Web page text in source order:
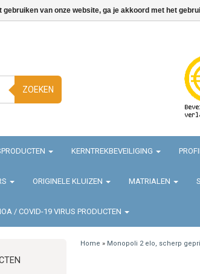
ZOEKEN
KERNTREKBEVEILIGING
ORIGINELE KLUIZEN MATRIALEN
/ COVID-19 VIRUS PRODUCTEN
Home » Monopoli 2 elo, scherp
gebruiken van onze website, ga je akkoord met het